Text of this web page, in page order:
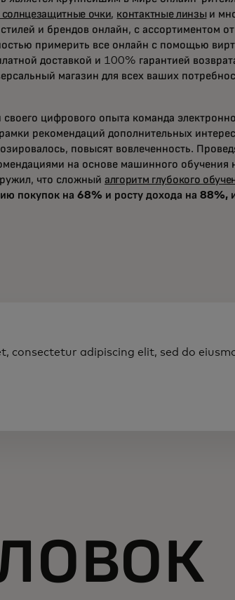
очки, контактные линзыи
и брендов онлайн, с ассортиментом
примерить все онлайн с помощью
доставкой и 100% гарантией
магазин для всех ваших
цифрового опыта команда
рекомендаций дополнительных
повысят вовлеченность.
на основе машинного обучения
что сложный алгоритм глубокого
покупок на 68% и росту дохода на 88%,
consectetur adipiscing elit, sed do